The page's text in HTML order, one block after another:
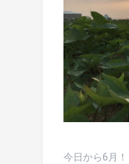
今日から6月！